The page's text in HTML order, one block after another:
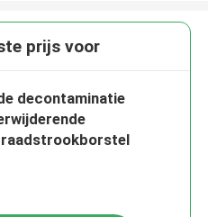
prijs voor
decontaminatie